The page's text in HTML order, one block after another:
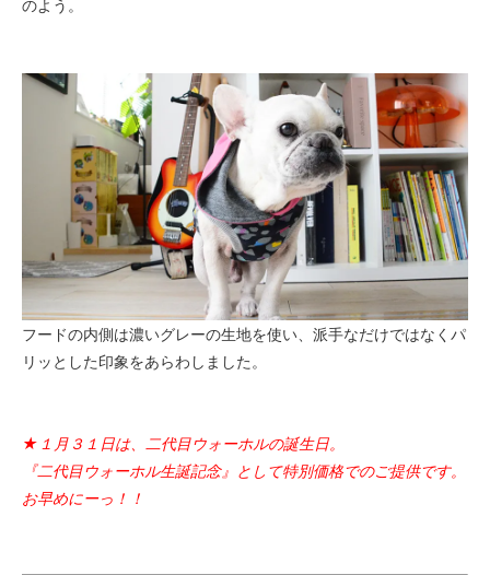
のよう。
フードの内側は濃いグレーの生地を使い、派手なだけではなくパ
リッとした印象をあらわしました。
★１月３１日は、二代目ウォーホルの誕生日。
『二代目ウォーホル生誕記念』として特別価格でのご提供です。
お早めにーっ！！